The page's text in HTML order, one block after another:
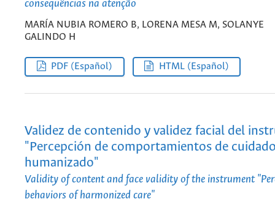
conseqüências na atenção
MARÍA NUBIA ROMERO B, LORENA MESA M, SOLANYE
GALINDO H
PDF (Español) HTML (Español)
Validez de contenido y validez facial del
"Percepción de comportamientos de
humanizado"
Validity of content and face validity of the instrument
behaviors of harmonized care"